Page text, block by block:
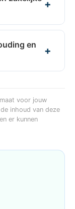
en
voor jouw
inhoud van deze
er kunnen